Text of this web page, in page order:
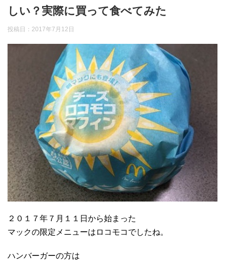
しい？実際に買って食べてみた
投稿日： 2017年7月12日
２０１７年７月１１日から始まった
マックの限定メニューはロコモコでしたね。
ハンバーガーの方は